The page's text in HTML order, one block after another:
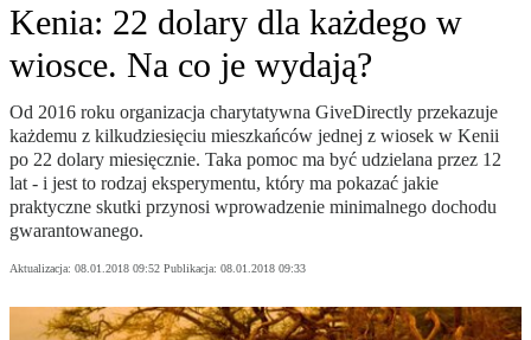
Kenia: 22 dolary dla każdego w
wiosce. Na co je wydają?
Od 2016 roku organizacja charytatywna GiveDirectly przekazuje
każdemu z kilkudziesięciu mieszkańców jednej z wiosek w Kenii
po 22 dolary miesięcznie. Taka pomoc ma być udzielana przez 12
lat - i jest to rodzaj eksperymentu, który ma pokazać jakie
praktyczne skutki przynosi wprowadzenie minimalnego dochodu
gwarantowanego.
Aktualizacja: 08.01.2018 09:52 Publikacja: 08.01.2018 09:33